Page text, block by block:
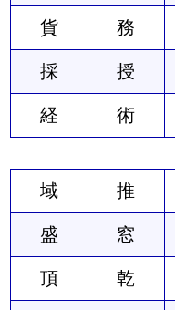
貨 務
採 授
経 術
域 推
盛 窓
頂 乾